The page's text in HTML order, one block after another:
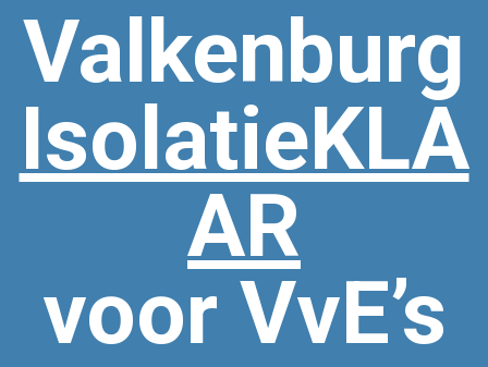
Valkenburg
IsolatieKLA
AR
voor VvE’s